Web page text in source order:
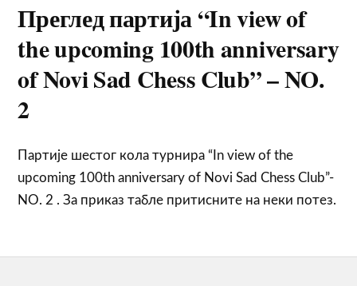
Преглед партија “In view of
the upcoming 100th anniversary
of Novi Sad Chess Club” – NO.
2
Партије шестог кола турнира “In view of the
upcoming 100th anniversary of Novi Sad Chess Club”-
NO. 2 . За приказ табле притисните на неки потез.